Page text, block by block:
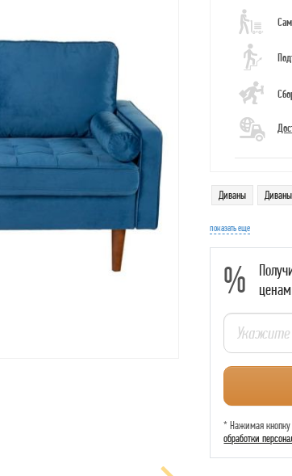
Диваны Диваны
показать еще
%
* Нажимая кнопку
обработки